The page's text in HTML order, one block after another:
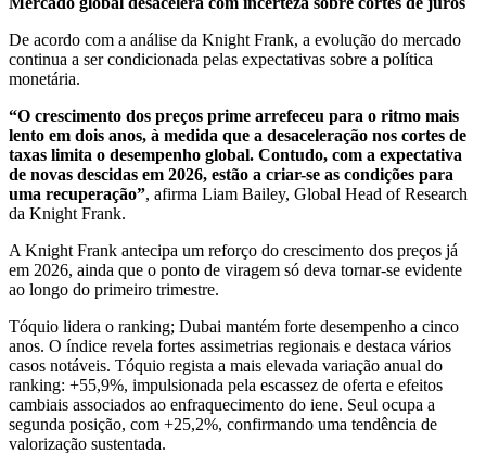
De acordo com a análise da Knight Frank, a evolução do mercado
continua a ser condicionada pelas expectativas sobre a política
monetária.
“O crescimento dos preços prime arrefeceu para o ritmo mais
lento em dois anos, à medida que a desaceleração nos cortes de
taxas limita o desempenho global. Contudo, com a expectativa
de novas descidas em 2026, estão a criar-se as condições para
uma recuperação”, afirma Liam Bailey, Global Head of Research
da Knight Frank.
A Knight Frank antecipa um reforço do crescimento dos preços já
em 2026, ainda que o ponto de viragem só deva tornar-se evidente
ao longo do primeiro trimestre.
Tóquio lidera o ranking; Dubai mantém forte desempenho a cinco
anos. O índice revela fortes assimetrias regionais e destaca vários
casos notáveis. Tóquio regista a mais elevada variação anual do
ranking: +55,9%, impulsionada pela escassez de oferta e efeitos
cambiais associados ao enfraquecimento do iene. Seul ocupa a
segunda posição, com +25,2%, confirmando uma tendência de
valorização sustentada.